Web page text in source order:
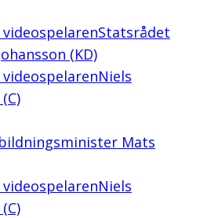
Statsrådet
(KD)
Niels
Mats
Niels